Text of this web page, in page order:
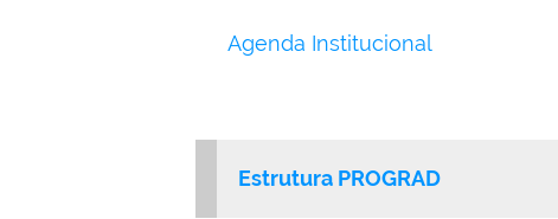
Agenda Institucional
Estrutura PROGRAD